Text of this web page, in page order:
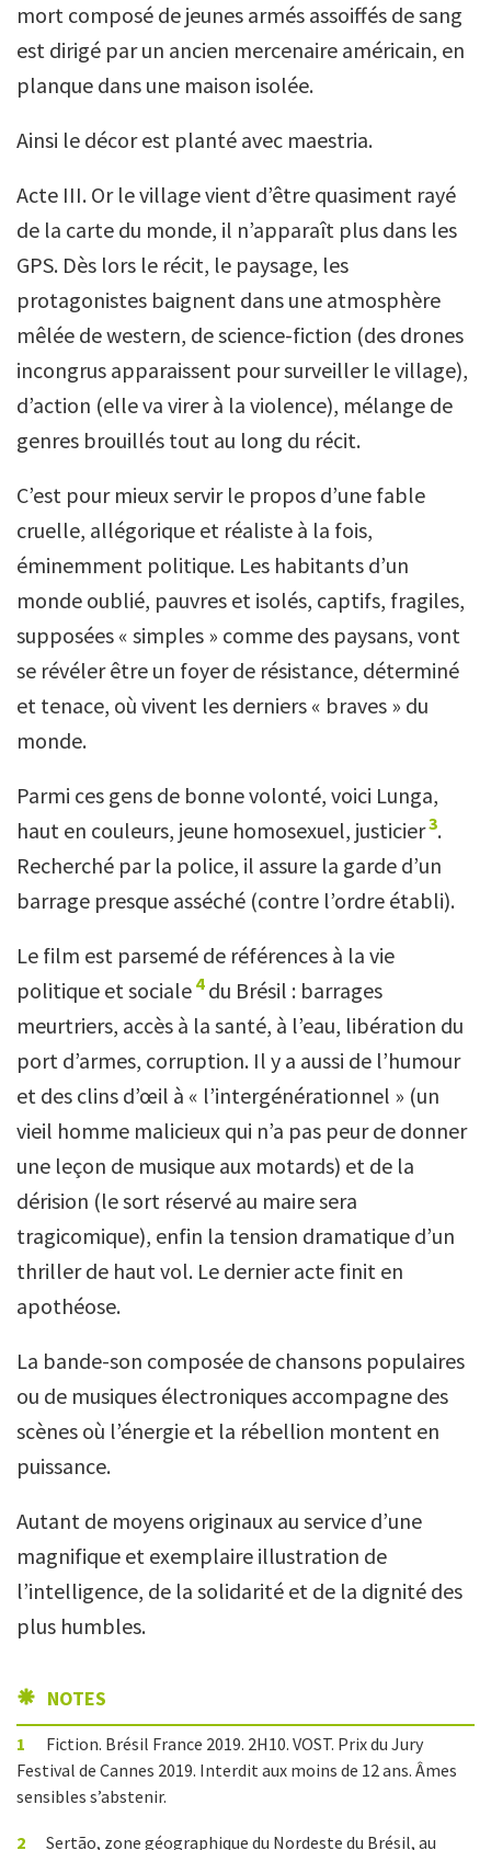
mort composé de jeunes armés assoiffés de sang
est dirigé par un ancien mercenaire américain, en
planque dans une maison isolée.
Ainsi le décor est planté avec maestria.
Acte III. Or le village vient d’être quasiment rayé
de la carte du monde, il n’apparaît plus dans les
GPS. Dès lors le récit, le paysage, les
protagonistes baignent dans une atmosphère
mêlée de western, de science-fiction (des drones
incongrus apparaissent pour surveiller le village),
d’action (elle va virer à la violence), mélange de
genres brouillés tout au long du récit.
C’est pour mieux servir le propos d’une fable
cruelle, allégorique et réaliste à la fois,
éminemment politique. Les habitants d’un
monde oublié, pauvres et isolés, captifs, fragiles,
supposées « simples » comme des paysans, vont
se révéler être un foyer de résistance, déterminé
et tenace, où vivent les derniers « braves » du
monde.
Parmi ces gens de bonne volonté, voici Lunga,
haut en couleurs, jeune homosexuel, justicier3.
Recherché par la police, il assure la garde d’un
barrage presque asséché (contre l’ordre établi).
Le film est parsemé de références à la vie
politique et sociale 4du Brésil : barrages
meurtriers, accès à la santé, à l’eau, libération du
port d’armes, corruption. Il y a aussi de l’humour
et des clins d’œil à « l’intergénérationnel » (un
vieil homme malicieux qui n’a pas peur de donner
une leçon de musique aux motards) et de la
dérision (le sort réservé au maire sera
tragicomique), enfin la tension dramatique d’un
thriller de haut vol. Le dernier acte finit en
apothéose.
La bande-son composée de chansons populaires
ou de musiques électroniques accompagne des
scènes où l’énergie et la rébellion montent en
puissance.
Autant de moyens originaux au service d’une
magnifique et exemplaire illustration de
l’intelligence, de la solidarité et de la dignité des
plus humbles.
NOTES
1
Fiction. Brésil France 2019. 2H10. VOST. Prix du Jury
Festival de Cannes 2019. Interdit aux moins de 12 ans. Âmes
sensibles s’abstenir.
2 Sertão, zone géographique du Nordeste du Brésil, au